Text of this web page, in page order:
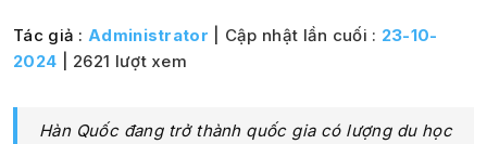
Tác giả : Administrator | Cập nhật lần cuối : 23-10-
2024 | 2621 lượt xem
Hàn Quốc đang trở thành quốc gia có lượng du học